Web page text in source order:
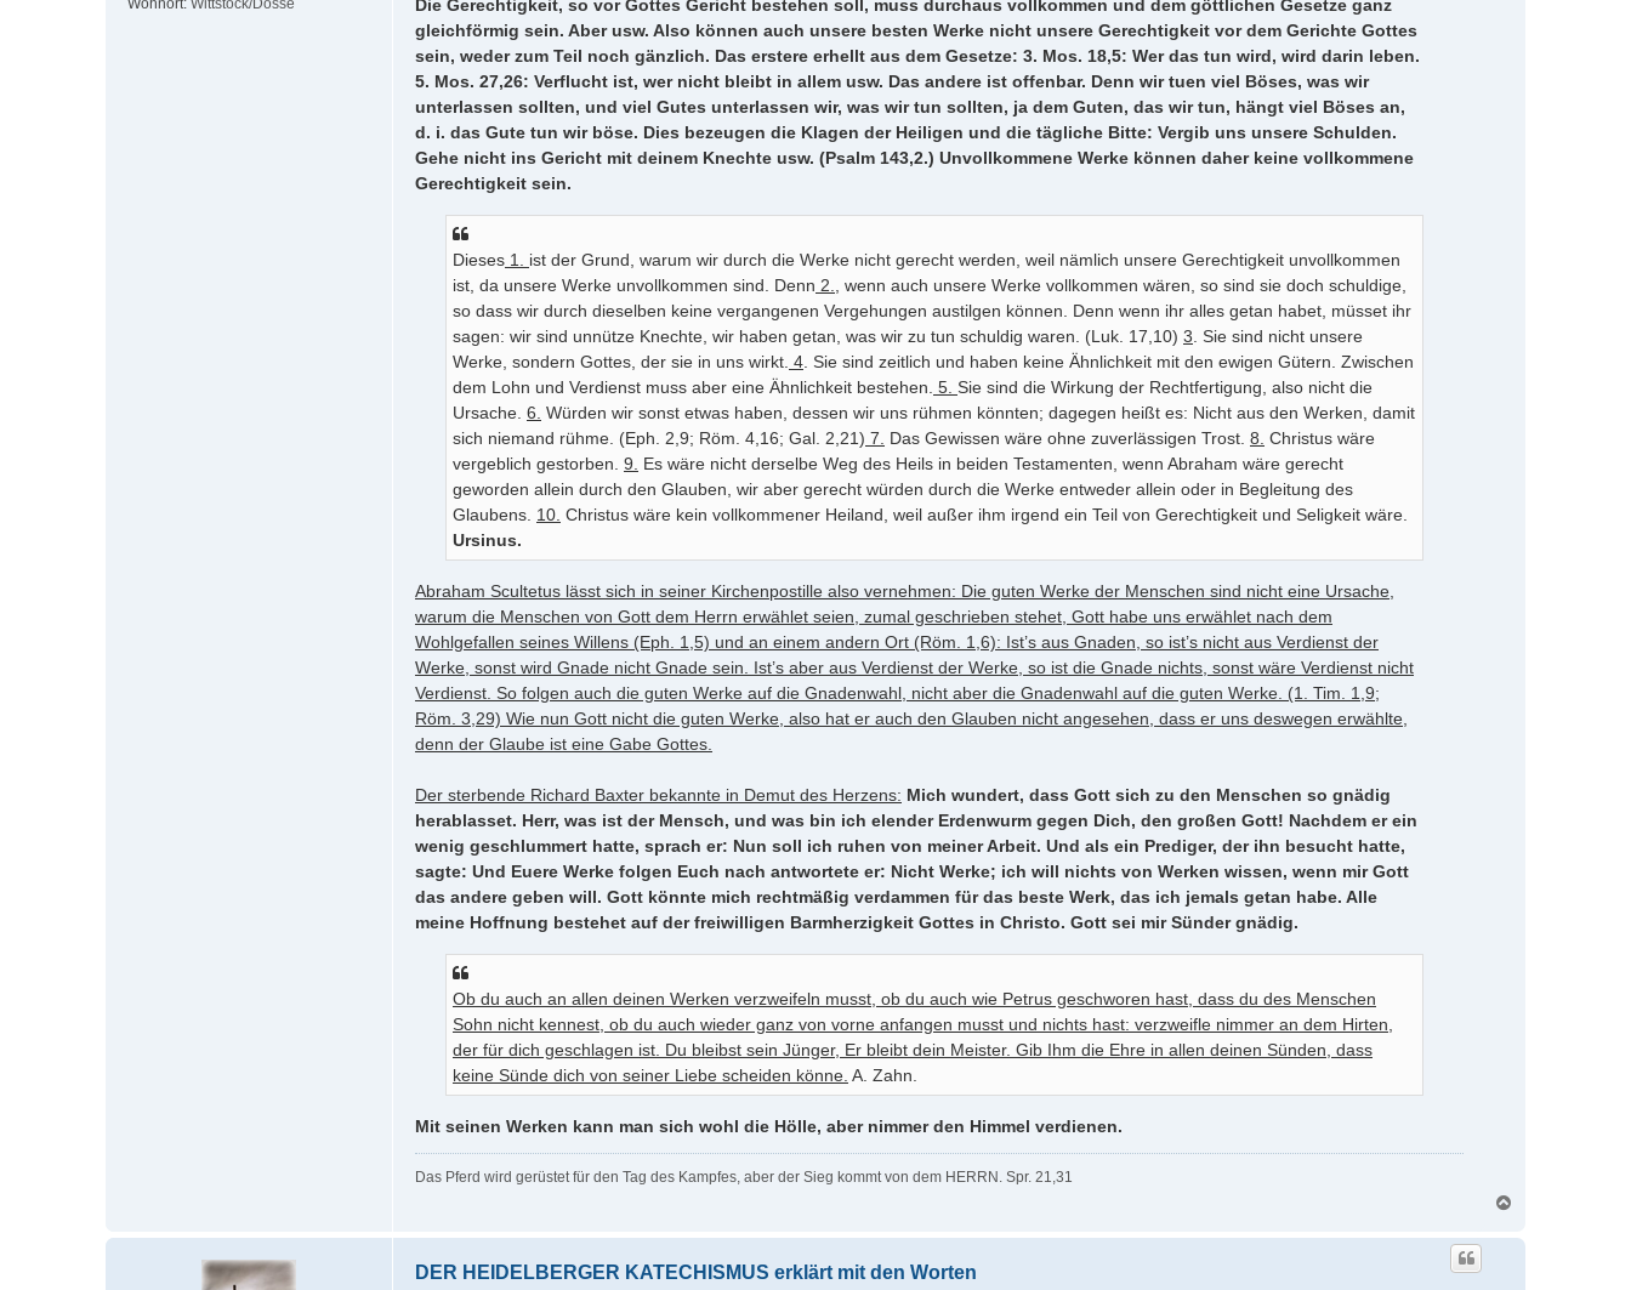
Wohnort: Wittstock/Dosse
Die Gerechtigkeit, so vor Gottes Gericht bestehen soll, muss durchaus vollkommen und dem göttlichen Gesetze ganz
gleichförmig sein. Aber usw. Also können auch unsere besten Werke nicht unsere Gerechtigkeit vor dem Gerichte Gottes
sein, weder zum Teil noch gänzlich. Das erstere erhellt aus dem Gesetze: 3. Mos. 18,5: Wer das tun wird, wird darin leben.
5. Mos. 27,26: Verflucht ist, wer nicht bleibt in allem usw. Das andere ist offenbar. Denn wir tuen viel Böses, was wir
unterlassen sollten, und viel Gutes unterlassen wir, was wir tun sollten, ja dem Guten, das wir tun, hängt viel Böses an,
d. i. das Gute tun wir böse. Dies bezeugen die Klagen der Heiligen und die tägliche Bitte: Vergib uns unsere Schulden.
Gehe nicht ins Gericht mit deinem Knechte usw. (Psalm 143,2.) Unvollkommene Werke können daher keine vollkommene
Gerechtigkeit sein.
Dieses 1. ist der Grund, warum wir durch die Werke nicht gerecht werden, weil nämlich unsere Gerechtigkeit unvollkommen
ist, da unsere Werke unvollkommen sind. Denn 2.
, wenn auch unsere Werke vollkommen wären, so sind sie doch schuldige,
so dass wir durch dieselben keine vergangenen Vergehungen austilgen können. Denn wenn ihr alles getan habet, müsset ihr
sagen: wir sind unnütze Knechte, wir haben getan, was wir zu tun schuldig waren. (Luk. 17,10) 3 . Sie sind nicht unsere
Werke, sondern Gottes, der sie in uns wirkt. 4 . Sie sind zeitlich und haben keine Ähnlichkeit mit den ewigen Gütern. Zwischen
dem Lohn und Verdienst muss aber eine Ähnlichkeit bestehen. 5. Sie sind die Wirkung der Rechtfertigung, also nicht die
Ursache. 6. Würden wir sonst etwas haben, dessen wir uns rühmen könnten; dagegen heißt es: Nicht aus den Werken, damit
sich niemand rühme. (Eph. 2,9; Röm. 4,16; Gal. 2,21) 7. Das Gewissen wäre ohne zuverlässigen Trost. 8. Christus wäre
vergeblich gestorben. 9.
Es wäre nicht derselbe Weg des Heils in beiden Testamenten, wenn Abraham wäre gerecht
geworden allein durch den Glauben, wir aber gerecht würden durch die Werke entweder allein oder in Begleitung des
Glaubens. 10. Christus wäre kein vollkommener Heiland, weil außer ihm irgend ein Teil von Gerechtigkeit und Seligkeit wäre.
Ursinus.
Abraham Scultetus lässt sich in seiner Kirchenpostille also vernehmen: Die guten Werke der Menschen sind nicht eine Ursache,
warum die Menschen von Gott dem Herrn erwählet seien, zumal geschrieben stehet, Gott habe uns erwählet nach dem
Wohlgefallen seines Willens (Eph. 1,5) und an einem andern Ort (Röm. 1,6): Ist’s aus Gnaden, so ist’s nicht aus Verdienst der
Werke, sonst wird Gnade nicht Gnade sein. Ist’s aber aus Verdienst der Werke, so ist die Gnade nichts, sonst wäre Verdienst nicht
Verdienst. So folgen auch die guten Werke auf die Gnadenwahl, nicht aber die Gnadenwahl auf die guten Werke. (1. Tim. 1,9;
Röm. 3,29) Wie nun Gott nicht die guten Werke, also hat er auch den Glauben nicht angesehen, dass er uns deswegen erwählte,
denn der Glaube ist eine Gabe Gottes.
Der sterbende Richard Baxter bekannte in Demut des Herzens: Mich wundert, dass Gott sich zu den Menschen so gnädig
herablasset. Herr, was ist der Mensch, und was bin ich elender Erdenwurm gegen Dich, den großen Gott! Nachdem er ein
wenig geschlummert hatte, sprach er: Nun soll ich ruhen von meiner Arbeit. Und als ein Prediger, der ihn besucht hatte,
sagte: Und Euere Werke folgen Euch nach antwortete er: Nicht Werke; ich will nichts von Werken wissen, wenn mir Gott
das andere geben will. Gott könnte mich rechtmäßig verdammen für das beste Werk, das ich jemals getan habe. Alle
meine Hoffnung bestehet auf der freiwilligen Barmherzigkeit Gottes in Christo. Gott sei mir Sünder gnädig.
Ob du auch an allen deinen Werken verzweifeln musst, ob du auch wie Petrus geschworen hast, dass du des Menschen
Sohn nicht kennest, ob du auch wieder ganz von vorne anfangen musst und nichts hast: verzweifle nimmer an dem Hirten,
der für dich geschlagen ist. Du bleibst sein Jünger, Er bleibt dein Meister. Gib Ihm die Ehre in allen deinen Sünden, dass
keine Sünde dich von seiner Liebe scheiden könne. A. Zahn.
Mit seinen Werken kann man sich wohl die Hölle, aber nimmer den Himmel verdienen.
Das Pferd wird gerüstet für den Tag des Kampfes, aber der Sieg kommt von dem HERRN. Spr. 21,31
c
DER HEIDELBERGER KATECHISMUS erklärt mit den Worten